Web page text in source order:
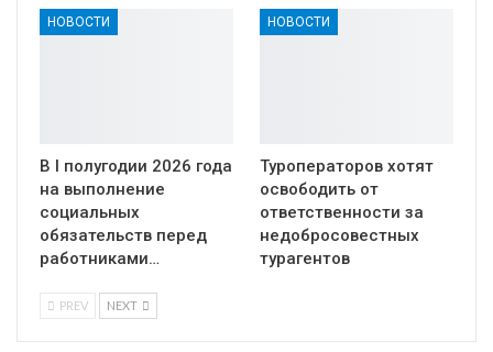
НОВОСТИ
В I полугодии 2026 года
на выполнение
социальных
обязательств перед
работниками…
НОВОСТИ
Туроператоров хотят
освободить от
ответственности за
недобросовестных
турагентов
PREV NEXT